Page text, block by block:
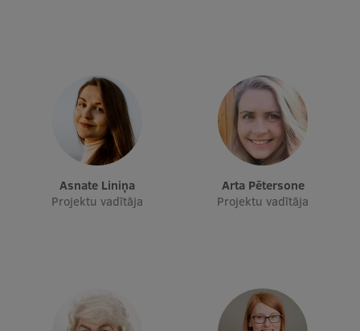
Mobilitātes programmas
Starptautiskie projekti
Starptautiskie sadarbības partneri
EURAXESS RSU kontaktpunkts
Asnate Liniņa
Projektu vadītāja
Arta Pētersone
Projektu vadītāja